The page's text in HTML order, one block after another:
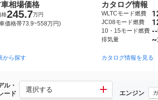
年6月~2019年8月（129） 2019年12月~2026年7月
相場価格
格245.7万円
価格帯73.9~558万円)
から探す
カタログ情報
WLTCモード燃費
JC08モード燃費
10・15モード燃費 --
排気量
カタログ情報を見る
シューティングブレーク
ル・
ード
選択する エンジン